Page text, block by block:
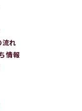
流れ
情報